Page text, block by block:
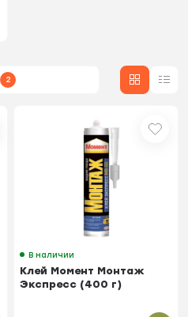
2
В наличии
Клей Момент Монтаж
Экспресс (400 г)